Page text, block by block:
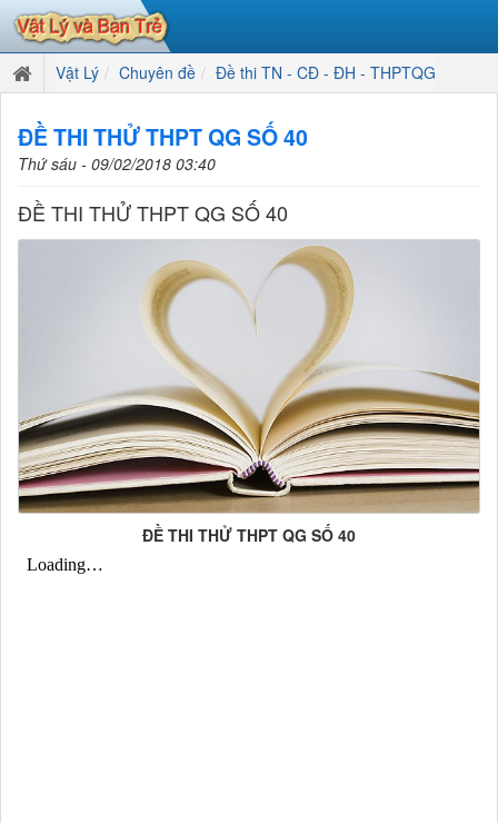
Vật Lý Chuyên đề Đề thi TN - CĐ - ĐH - THPTQG
ĐỀ THI THỬ THPT QG SỐ 40
Thứ sáu - 09/02/2018 03:40
ĐỀ THI THỬ THPT QG SỐ 40
ĐỀ THI THỬ THPT QG SỐ 40